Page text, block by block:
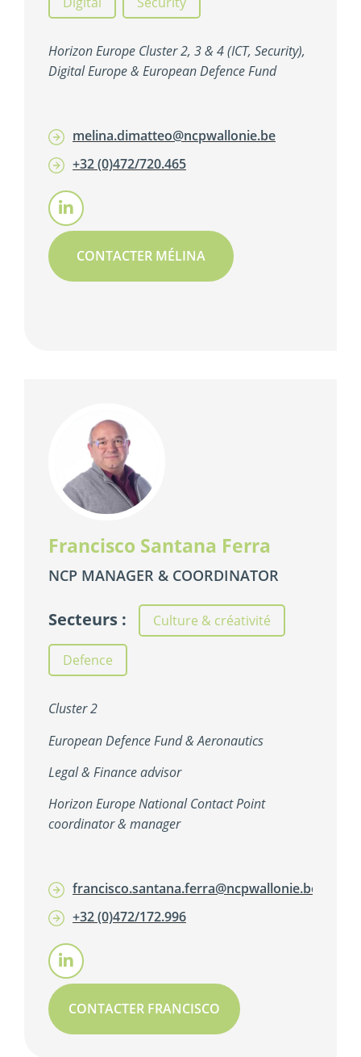
Horizon Europe Cluster 2, 3 & 4 (ICT, Security),
Digital Europe & European Defence Fund
melina.dimatteo@ncpwallonie.be
+32 (0)472/720.465
CONTACTER MÉLINA
Francisco Santana Ferra
NCP MANAGER & COORDINATOR
Secteurs : Culture & créativité
Defence
Cluster 2
European Defence Fund & Aeronautics
Legal & Finance advisor
Horizon Europe National Contact Point
coordinator & manager
francisco.santana.ferra@ncpwallonie.be
+32 (0)472/172.996
CONTACTER FRANCISCO